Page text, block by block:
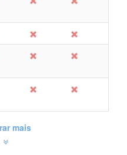
mais